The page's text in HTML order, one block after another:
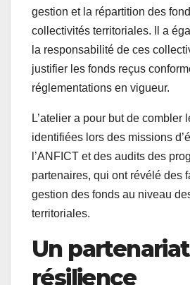
gestion et la répartition des
collectivités territoriales. Il a
la responsabilité de ces
justifier les fonds reçus
réglementations en vigueur.
L’atelier a pour but de combler
identifiées lors des missions
l’ANFICT et des audits des
partenaires, qui ont révélé des
gestion des fonds au niveau
territoriales.
Un
résilience